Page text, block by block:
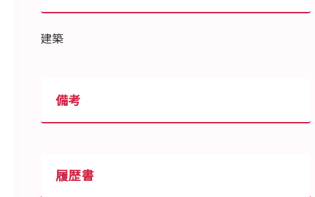
建築
備考
履歴書